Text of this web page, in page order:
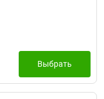
Выбрать